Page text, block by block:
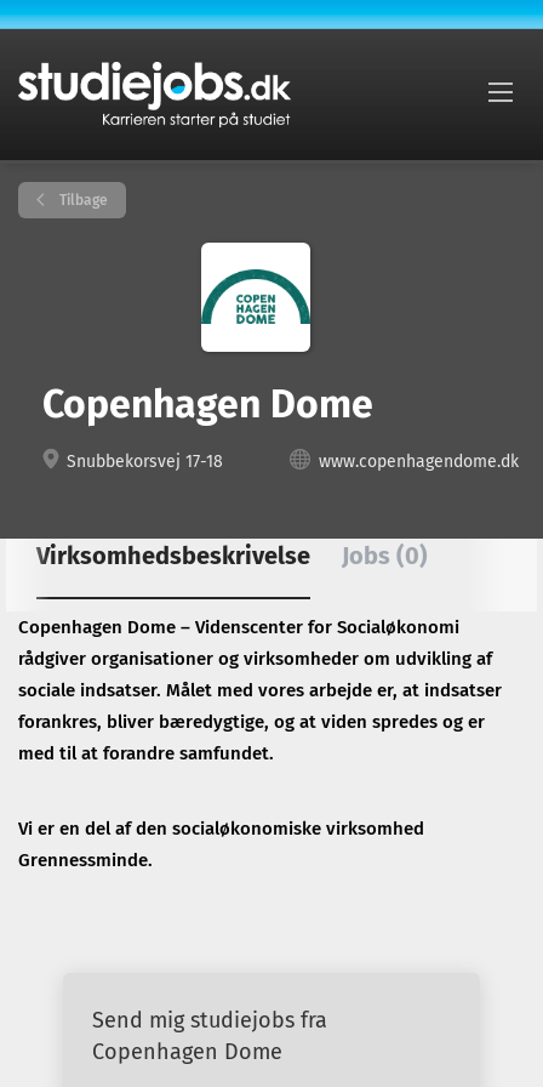
Tilbage
Copenhagen Dome
Snubbekorsvej 17-18 www.copenhagendome.dk
Virksomhedsbeskrivelse Jobs (0)
Copenhagen Dome – Videnscenter for Socialøkonomi
rådgiver organisationer og virksomheder om udvikling af
sociale indsatser. Målet med vores arbejde er, at indsatser
forankres, bliver bæredygtige, og at viden spredes og er
med til at forandre samfundet.
Vi er en del af den socialøkonomiske virksomhed
Grennessminde.
Send mig studiejobs fra
Copenhagen Dome